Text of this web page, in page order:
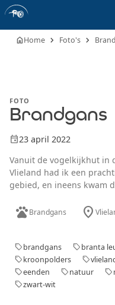
homeHome chevron_right Foto's chevron_right
FOTO
Brandgans
event23 april 2022
Vanuit de vogelkijkhut in
Vlieland had ik een
gebied, en ineens kwam
zwart-witte verenkleed
paradijs voor
diversiteit aan soorten en
ongerepte sfeer. Dit
cadeautje, zo dichtbij en
petsBrandgans location_on
sellbrandgans sellbranta
sellkroonpolders sell
selleenden sellnatuur sell
sellzwart-wit